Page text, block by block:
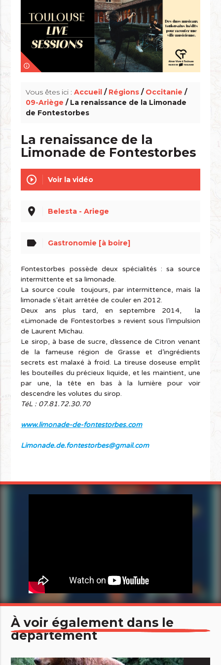
info_outline
Vous êtes ici :Accueil / Régions / Occitanie /
09-Ariège / La renaissance de la Limonade
de Fontestorbes
La renaissance de la
Limonade de Fontestorbes
play_circle_outline Voir la vidéo
place Belesta - Ariege
label Gastronomie [à boire]
Fontestorbes possède deux spécialités : sa source
intermittente et sa limonade.
La source coule toujours, par intermittence, mais la
limonade s'était arrêtée de couler en 2012.
Deux ans plus tard, en septembre 2014, la
«Limonade de Fontestorbes » revient sous l’impulsion
de Laurent Michau.
Le sirop, à base de sucre, d’essence de Citron venant
de la fameuse région de Grasse et d’ingrédients
secrets est malaxé à froid. La tireuse doseuse emplit
les bouteilles du précieux liquide, et les maintient, une
par une, la tête en bas à la lumière pour voir
descendre les volutes du sirop.
TéL : 07.81.72.30.70
www.limonade-de-fontestorbes.com
Limonade.de.fontestorbes@gmail.com
À voir également dans le
département